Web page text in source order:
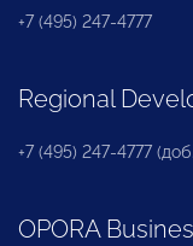
+7 (495) 247-4777
Regional
+7 (495) 247-4777 (доб.
OPORA